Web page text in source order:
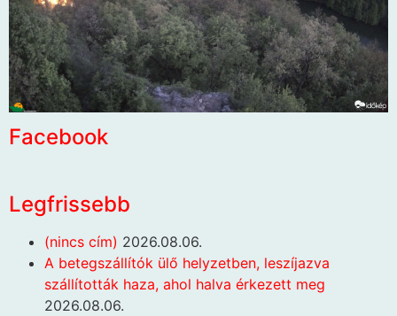
Facebook
Legfrissebb
(nincs cím) 2026.08.06.
A betegszállítók ülő helyzetben, leszíjazva
szállították haza, ahol halva érkezett meg
2026.08.06.